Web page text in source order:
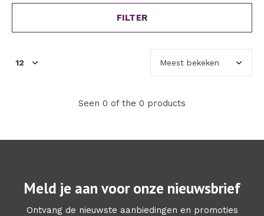
FILTER
Seen 0 of the 0 products
Meld je aan voor onze nieuwsbrief
Ontvang de nieuwste aanbiedingen en promoties